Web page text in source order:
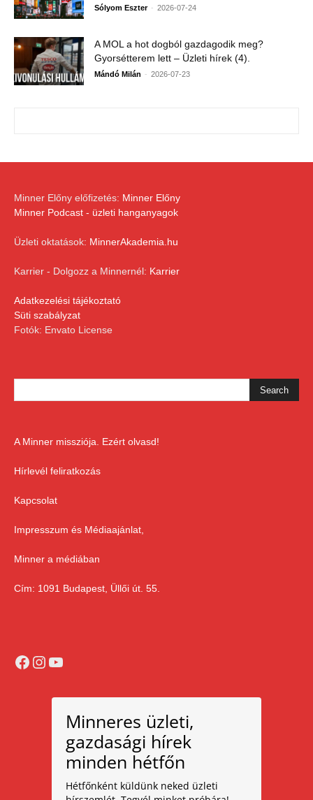
Sólyom Eszter - 2026-07-24
A MOL a hot dogból gazdagodik meg?
Gyorsétterem lett – Üzleti hírek (4).
Mándó Milán - 2026-07-23
Minner Előny előfizetés: Minner Előny
Minner Podcast - üzleti hanganyagok
Üzleti oktatások: MinnerAkademia.hu
Karrier - Dolgozz a Minnernél: Karrier
Adatkezelési tájékoztató
Süti szabályzat
Fotók: Envato License
A Minner missziója. Ezért olvasd!
Hírlevél feliratkozás
Kapcsolat
Impresszum és Médiaajánlat,
Minner a médiában
Cím: 1091 Budapest, Üllői út. 55.
Facebook
Instagram
YouTube
Minneres üzleti,
gazdasági hírek
minden hétfőn
Hétfőnként küldünk neked üzleti